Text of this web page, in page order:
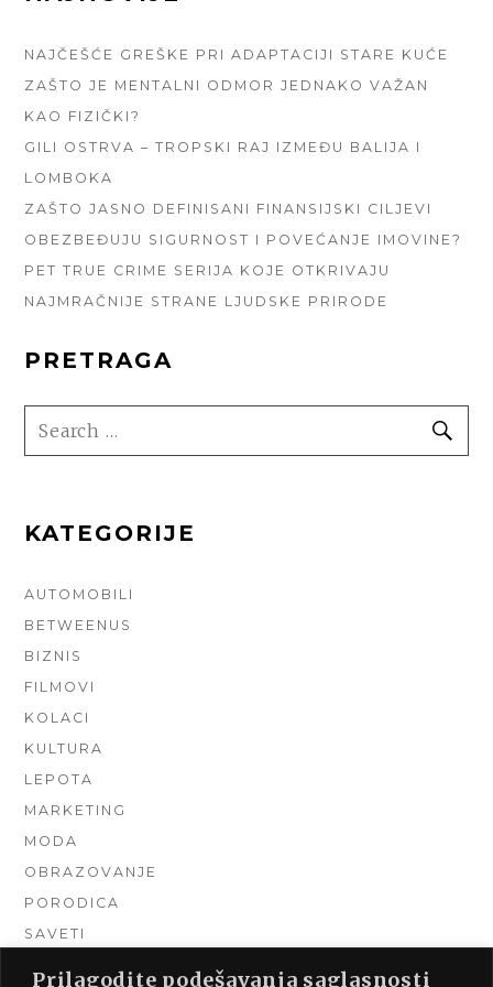
Prilagodite podešavanja saglasnosti
NAJČEŠĆE GREŠKE PRI ADAPTACIJI STARE KUĆE
ZAŠTO JE MENTALNI ODMOR JEDNAKO VAŽAN
KAO FIZIČKI?
GILI OSTRVA – TROPSKI RAJ IZMEĐU BALIJA I
LOMBOKA
ZAŠTO JASNO DEFINISANI FINANSIJSKI CILJEVI
OBEZBEĐUJU SIGURNOST I POVEĆANJE IMOVINE?
PET TRUE CRIME SERIJA KOJE OTKRIVAJU
NAJMRAČNIJE STRANE LJUDSKE PRIRODE
PRETRAGA
SEARCH
FOR:
KATEGORIJE
AUTOMOBILI
BETWEENUS
BIZNIS
FILMOVI
KOLACI
KULTURA
LEPOTA
MARKETING
MODA
OBRAZOVANJE
PORODICA
SAVETI